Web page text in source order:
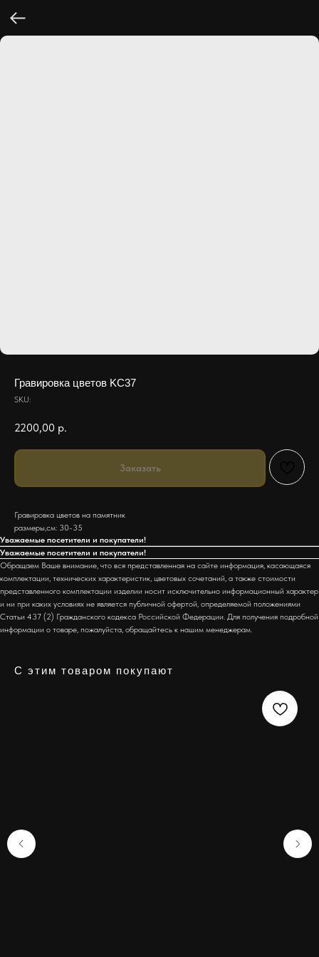
Гравировка цветов KC37
SKU:
2200,00 р.
Заказать
Гравировка цветов на памятник
размеры,см: 30-35
Уважаемые посетители и покупатели!
Уважаемые посетители и покупатели!
Обращаем Ваше внимание, что вся представленная на сайте информация, касающаяся
комплектации, технических характеристик, цветовых сочетаний, а также стоимости
представленного комплектации изделии носит исключительно информационный характер
и ни при каких условиях не является публичной офертой, определяемой положениями
Статьи 437 (2) Гражданского кодекса Российской Федерации. Для получения подробной
информации о товаре, пожалуйста, обращайтесь к нашим менеджерам.
С этим товаром покупают